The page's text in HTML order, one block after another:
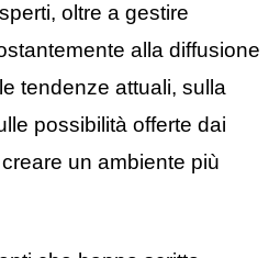
oltre a gestire
alla diffusione
tendenze attuali, sulla
possibilità offerte dai
un ambiente più